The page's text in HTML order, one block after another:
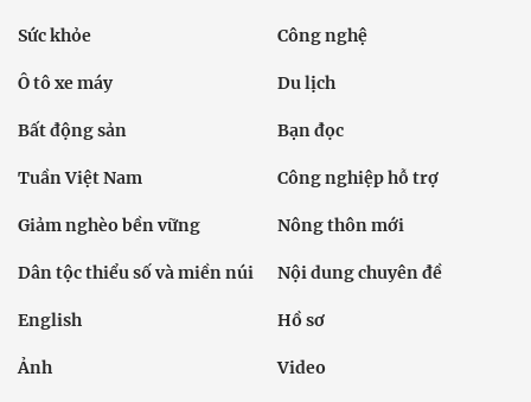
Sức khỏe Công nghệ
Ô tô xe máy Du lịch
Bất động sản Bạn đọc
Tuần Việt Nam Công nghiệp hỗ trợ
Giảm nghèo bền vững Nông thôn mới
Dân tộc thiểu số và miền núi Nội dung chuyên đề
English Hồ sơ
Ảnh Video